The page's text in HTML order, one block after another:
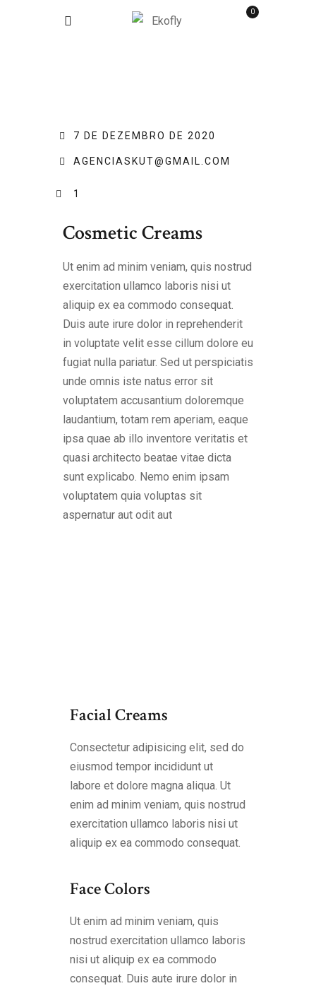
0
7 DE DEZEMBRO DE 2020
AGENCIASKUT@GMAIL.COM
1
Cosmetic Creams
Ut enim ad minim veniam, quis nostrud
exercitation ullamco laboris nisi ut
aliquip ex ea commodo consequat.
Duis aute irure dolor in reprehenderit
in voluptate velit esse cillum dolore eu
fugiat nulla pariatur. Sed ut perspiciatis
unde omnis iste natus error sit
voluptatem accusantium doloremque
laudantium, totam rem aperiam, eaque
ipsa quae ab illo inventore veritatis et
quasi architecto beatae vitae dicta
sunt explicabo. Nemo enim ipsam
voluptatem quia voluptas sit
aspernatur aut odit aut
Facial Creams
Consectetur adipisicing elit, sed do
eiusmod tempor incididunt ut
labore et dolore magna aliqua. Ut
enim ad minim veniam, quis nostrud
exercitation ullamco laboris nisi ut
aliquip ex ea commodo consequat.
Face Colors
Ut enim ad minim veniam, quis
nostrud exercitation ullamco laboris
nisi ut aliquip ex ea commodo
consequat. Duis aute irure dolor in